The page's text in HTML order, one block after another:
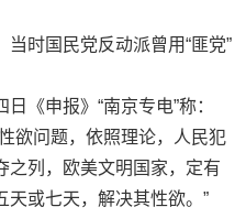
时国民党反动派曾用“匪党”
申报》“南京专电”称：
欲问题，依照理论，人民犯
之列，欧美文明国家，定有
或七天，解决其性欲。”